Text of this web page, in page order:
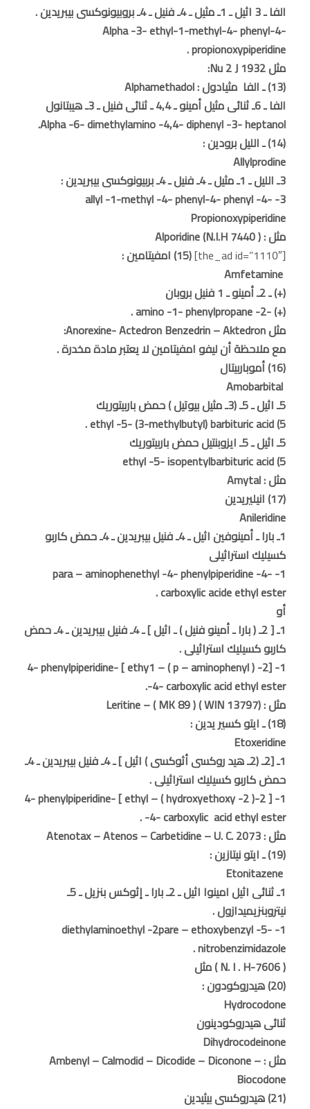
الفا ـ 3 اثيل ـ 1ـ مثيل ـ 4ـ فنيل ـ 4ـ بروبيونوكسى بيبريدين .
Alpha -3- ethyl-1-methyl-4- phenyl-4-
propionoxypiperidine .
مثل Nu 2 J 1932:
(13) ـ الفا مثيادول : Alphamethadol
الفا ـ 6ـ ثنائى مثيل أمينو ـ 4,4 ـ ثنائى فنيل ـ 3ـ هيبتانول
Alpha -6- dimethylamino -4,4- diphenyl -3- heptanol.
(14) ـ الليل برودين :
Allylprodine
3ـ الليل ـ 1ـ مثيل ـ 4ـ فنيل ـ 4ـ بربيونوكسى بيبريدين :
3- allyl -1-methyl -4- phenyl-4- phenyl -4-
Propionoxypiperidine
مثل : Alporidine (N.I.H 7440 )
[the_ad id=”1110″]
(15) امفيتامين :
(+) ـ 2ـ أمينو ـ 1 فنيل بروبان
(+) -2- amino -1- phenylpropane .
مثل Anorexine- Actedron Benzedrin – Aktedron:
مع ملاحظة أن ليفو امفيتامين لا يعتبر مادة مخدرة .
(16) أموباربيتال
5ـ اثيل ـ 5ـ (3ـ مثيل بيوتيل ) حمض باربيتوريك
5) ethyl -5- (3-methylbutyl) barbituric acid .
5ـ اثيل ـ 5ـ ايزوبنتيل حمض باربيتوريك
5) ethyl -5- isopentylbarbituric acid
مثل : Amytal
(17) انيليريدين
Anileridine
1ـ بارا ـ أمينوفين اثيل ـ 4ـ فنيل بيبريدين ـ 4ـ حمض كاربو
كسيليك استراثيلى
1- para – aminophenethyl -4- phenylpiperidine -4-
carboxylic acide ethyl ester .
أو
1ـ [ 2ـ ( بارا ـ أمينو فنيل ) ـ اثيل ] ـ 4ـ فنيل بيبريدين ـ 4ـ حمض
كاربو كسيليك استراثيلى .
1- [2- ( p – aminophenyl ) – ethy1 ] -4- phenylpiperidine
-4- carboxylic acid ethyl ester.
مثل : Leritine – ( MK 89 ) ( WIN 13797)
(18) ـ ايتو كسير يدين :
Etoxeridine
1ـ [2ـ (2ـ هيد روكسى أثوكسى ) اثيل ] ـ 4ـ فنيل بيبريدين ـ 4ـ
حمض كاربو كسيليك استراثيلى .
1- [ 2-( 2- hydroxyethoxy ) – ethyl ] -4- phenylpiperidine
-4- carboxylic acid ethyl ester .
مثل : Atenotax – Atenos – Carbetidine – U. C. 2073
(19) ـ ايتو نيتازين :
1ـ ثنائى اثيل امينوا اثيل ـ 2ـ بارا ـ إثوكس بنزيل ـ 5ـ
نيتروبنزيميدازول .
1- diethylaminoethyl -2pare – ethoxybenzyl -5-
nitrobenzimidazole .
( N. I . H-7606 ) مثل
(20) هيدروكودون :
Hydrocodone
ثنائى هيدروكودينون
Dihydrocodeinone
مثل : Ambenyl – Calmodid – Dicodide – Diconone –
Biocodone
(21) هيدروكسى بيثيدين